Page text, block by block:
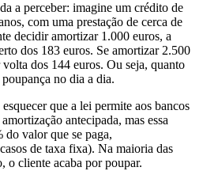
a perceber: imagine um crédito de
com uma prestação de cerca de
decidir amortizar 1.000 euros, a
dos 183 euros. Se amortizar 2.500
dos 144 euros. Ou seja, quanto
no dia a dia.
que a lei permite aos bancos
antecipada, mas essa
do valor que se paga,
de taxa fixa). Na maioria das
o cliente acaba por poupar.